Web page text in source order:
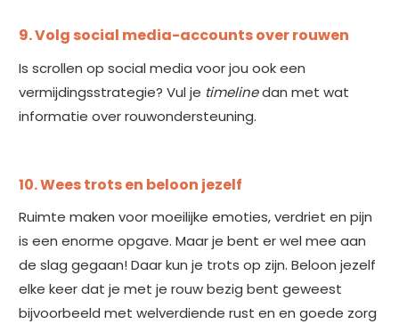
9.Volg social media-accounts over rouwen
Is scrollen op social media voor jou ook een
vermijdingsstrategie? Vul je timelinedan met wat
informatie over rouwondersteuning.
10. Wees trots en beloon jezelf
Ruimte maken voor moeilijke emoties, verdriet en pijn
is een enorme opgave. Maar je bent er wel mee aan
de slag gegaan! Daar kun je trots op zijn. Beloon jezelf
elke keer dat je met je rouw bezig bent geweest
bijvoorbeeld met welverdiende rust en en goede zorg